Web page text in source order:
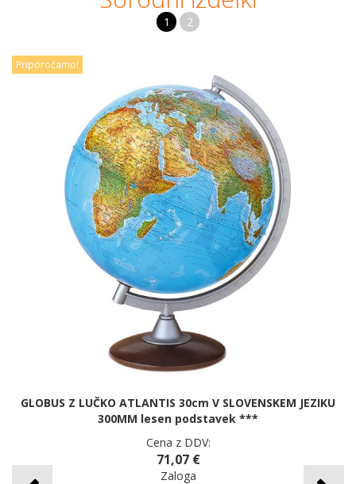
1 2
Priporočamo!
GLOBUS Z LUČKO ATLANTIS 30cm V SLOVENSKEM JEZIKU
300MM lesen podstavek ***
Cena z DDV:
71,07 €
Zaloga